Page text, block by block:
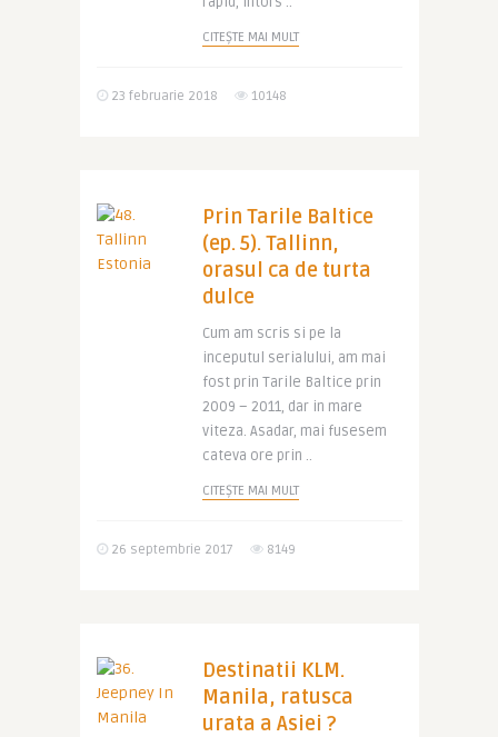
CITEȘTE MAI MULT
23 februarie 2018 10148
Prin Tarile Baltice
(ep. 5). Tallinn,
orasul ca de turta
dulce
Cum am scris si pe la
inceputul serialului, am mai
fost prin Tarile Baltice prin
2009 – 2011, dar in mare
viteza. Asadar, mai fusesem
cateva ore prin ..
CITEȘTE MAI MULT
26 septembrie 2017 8149
Destinatii KLM.
Manila, ratusca
urata a Asiei ?